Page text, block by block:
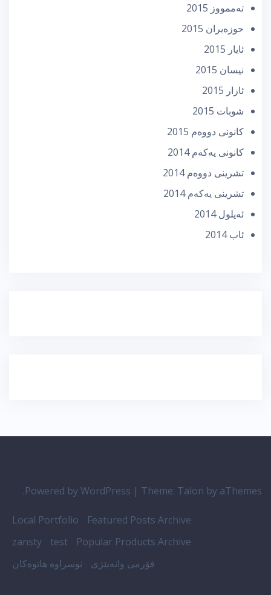
تەممووز 2015
حوزه‌یران 2015
ئایار 2015
نیسان 2015
ئازار 2015
شوبات 2015
كانونی دووه‌م 2015
كانونی یه‌كه‌م 2014
تشرینی دووه‌م 2014
تشرینی یه‌كه‌م 2014
ئه‌یلول 2014
ئاب 2014
Powered by WordPress | Theme: Talon by aThemes.
Featured Posts Archive
Local Portfolio
Popular Products Archive
test
zansty
فۆرمی وانەبێژی
نوسراوە هاتوەکان